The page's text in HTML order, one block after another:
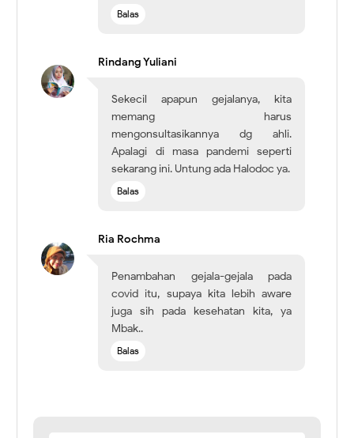
Balas
Rindang Yuliani
Sekecil apapun gejalanya, kita
memang harus
mengonsultasikannya dg ahli.
Apalagi di masa pandemi seperti
sekarang ini. Untung ada Halodoc ya.
Balas
Ria Rochma
Penambahan gejala-gejala pada
covid itu, supaya kita lebih aware
juga sih pada kesehatan kita, ya
Mbak..
Balas